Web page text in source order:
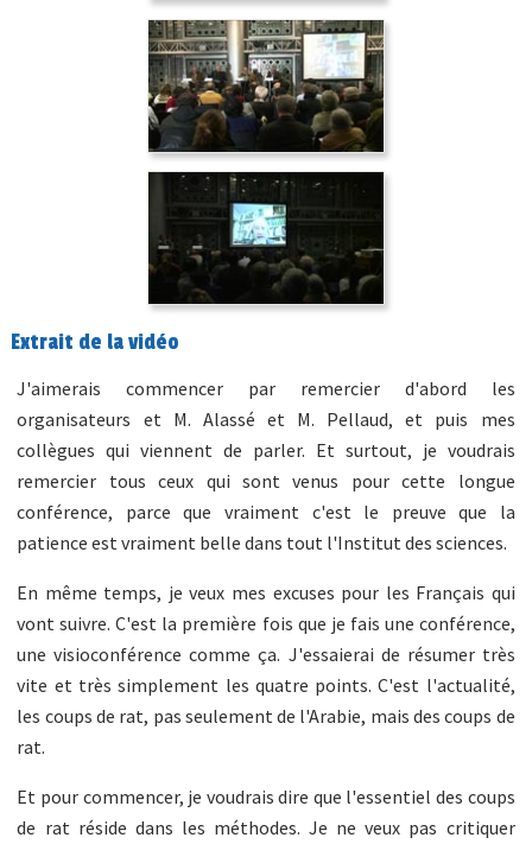
Extrait de la vidéo
J'aimerais commencer par remercier d'abord les
organisateurs et M. Alassé et M. Pellaud, et puis mes
collègues qui viennent de parler. Et surtout, je voudrais
remercier tous ceux qui sont venus pour cette longue
conférence, parce que vraiment c'est le preuve que la
patience est vraiment belle dans tout l'Institut des sciences.
En même temps, je veux mes excuses pour les Français qui
vont suivre. C'est la première fois que je fais une conférence,
une visioconférence comme ça. J'essaierai de résumer très
vite et très simplement les quatre points. C'est l'actualité,
les coups de rat, pas seulement de l'Arabie, mais des coups de
rat.
Et pour commencer, je voudrais dire que l'essentiel des coups
de rat réside dans les méthodes. Je ne veux pas critiquer